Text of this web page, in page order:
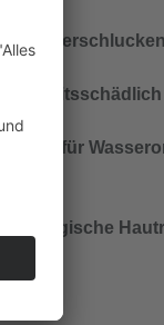
bei
für
allergische